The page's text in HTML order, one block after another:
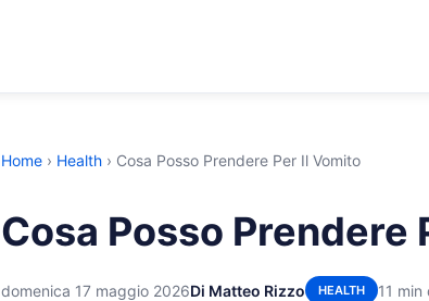
Home › Health › Cosa Posso Prendere Per Il Vomito
Cosa Posso Prendere
domenica 17 maggio 2026Di Matteo Rizzo HEALTH 11